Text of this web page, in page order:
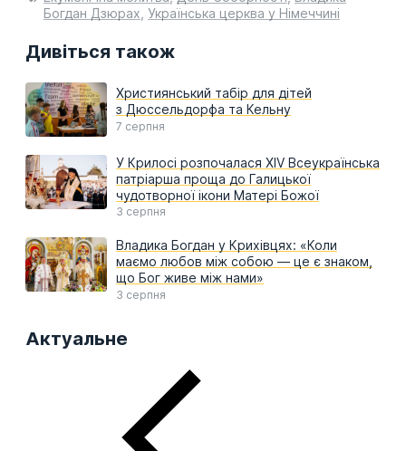
Богдан Дзюрах Українська церква у Німеччині
Дивіться також
7 серпня
Християнський табір для дітей
з Дюссельдорфа та Кельну
3 серпня
У Крилосі розпочалася XIV Всеукраїнська
патріарша проща до Галицької
чудотворної ікони Матері Божої
3 серпня
Владика Богдан у Крихівцях: «Коли
маємо любов між собою — це є знаком,
що Бог живе між нами»
Актуальне